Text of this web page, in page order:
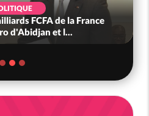
FCFA de la France
d'Abidjan et l...